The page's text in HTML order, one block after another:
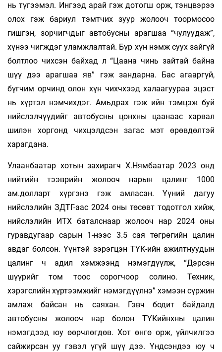
нь түгээмэл. Ингээд арай гэж дотогш орж, тэнцвэрээ
олох гэж бариул тэмтчих зуур жолооч тоормосоо
гишгэн, зорчигчдыг автобусны арагшаа “чулуудаж”,
хүнээ чигждэг уламжлалтай. Бүр хүн нэмж суух зайгүй
болтлоо чихсэн байхад л “Цаана чинь зайтай байна
шүү дээ арагшаа яв” гэж зандарна. Бас агааргүй,
бүгчим орчинд олон хүн чихчхээд халаагуураа эцэст
нь хүртэл нэмчихдэг. Амьдрах гэж ийн тэмцэж буй
нийслэлчүүдийг автобусны цонхны цаанаас харвал
шилэн хоргонд чихцэлдсэн загас мэт өрөвдөлтэй
харагдана.
Улаанбаатар хотын захирагч Х.Нямбаатар 2023 онд
нийтийн тээврийн жолооч нарын цалинг 1000
ам.долларт хүргэнэ гэж амласан. Үүний дагуу
нийслэлийн ЗДТГ-аас 2024 оны төсөвт тодотгол хийж,
нийслэлийн ИТХ баталснаар жолооч нар 2024 оны
гуравдугаар сарын 1-нээс 3.5 сая төгрөгийн цалин
авдаг болсон. Үүнтэй зэрэгцэн ТҮК-ийн ажилтнуудын
цалинг ч адил хэмжээнд нэмэгдүүлж, “Дэрсэн
шүүрийг том тоос сорогчоор солино. Техник,
хэрэгслийн хүртээмжийг нэмэгдүүлнэ” хэмээн сүржин
амлаж байсан нь саяхан. Гэвч бодит байдалд
автобусны жолооч нар болон ТҮКийнхны цалин
нэмэгдээд юу өөрчлөгдөв. Хот өнгө орж, үйлчилгээ
сайжирсан уу гэвэл үгүй шүү дээ. Үндсэндээ юу ч